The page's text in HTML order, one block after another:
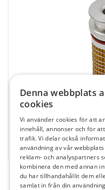
Kompressor Dürr –
Denna webbplats
cookies
Vi använder cookies för att
innehåll, annonser och för
trafik. Vi delar också
användning av vår
reklam- och analyspartners
kombinera den med annan
du har tillhandahållit dem
samlat in från din